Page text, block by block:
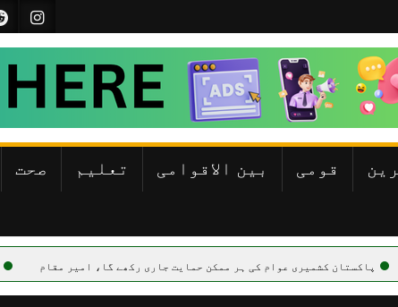
قومی بین الاقوامی تعلیم صحت
عوام کی ہر ممکن حمایت جاری رکھے گا، امیر مقام 283 سالہ پاکستانی برتن ساز خاندان کے وارث کو جنگ دے ژین میں تہذیب کے “روحانی بھائی” مل گئے